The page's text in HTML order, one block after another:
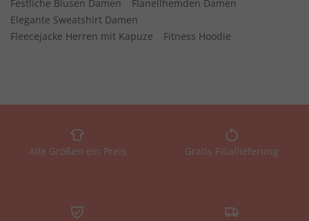
Festliche Blusen Damen
Flanellhemden Damen
Elegante Sweatshirt Damen
Fleecejacke Herren mit Kapuze
Fitness Hoodie
Alle Größen ein Preis Gratis Filiallieferung